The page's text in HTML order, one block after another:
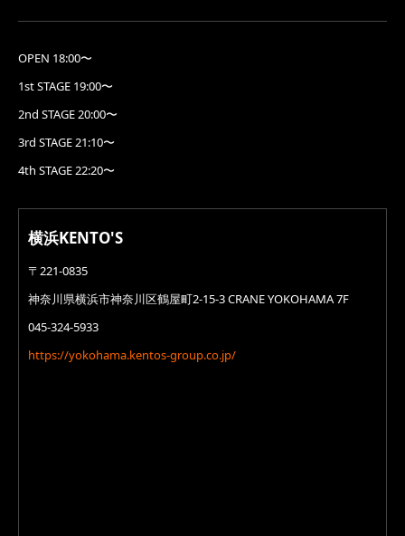
OPEN 18:00〜
1st STAGE 19:00〜
2nd STAGE 20:00〜
3rd STAGE 21:10〜
4th STAGE 22:20〜
横浜KENTO'S
〒221-0835
神奈川県横浜市神奈川区鶴屋町2-15-3 CRANE YOKOHAMA 7F
045-324-5933
https://yokohama.kentos-group.co.jp/